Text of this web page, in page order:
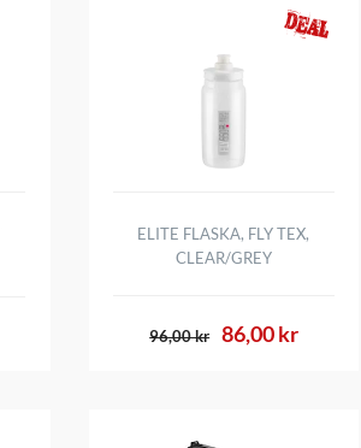
ELITE FLASKA, FLY TEX,
CLEAR/GREY
86,00 kr
96,00 kr